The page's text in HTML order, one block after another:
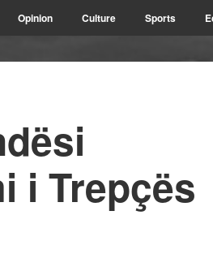
Opinion Culture Sports
i Trepçës